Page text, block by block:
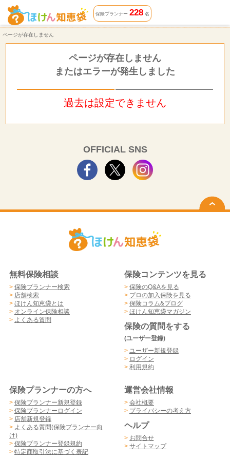
ページが存在しません | ほけん知恵袋
保険プランナー 228名
ページが存在しません
ページが存在しません
またはエラーが発生しました
過去は設定できません
OFFICIAL SNS
無料保険相談
> 保険プランナー検索
> 店舗検索
> ほけん知恵袋とは
> オンライン保険相談
> よくある質問
保険コンテンツを見る
> 保険のQ&Aを見る
> プロの加入保険を見る
> 保険コラム&ブログ
> ほけん知恵袋マガジン
保険の質問をする
(ユーザー登録)
> ユーザー新規登録
> ログイン
> 利用規約
保険プランナーの方へ
> 保険プランナー新規登録
> 保険プランナーログイン
> 店舗新規登録
> よくある質問(保険プランナー向
け)
> 保険プランナー登録規約
> 特定商取引法に基づく表記
運営会社情報
> 会社概要
> プライバシーの考え方
ヘルプ
> お問合せ
> サイトマップ